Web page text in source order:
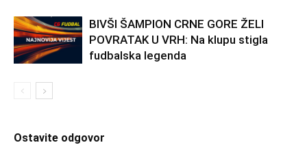
BIVŠI ŠAMPION CRNE GORE ŽELI
POVRATAK U VRH: Na klupu stigla
fudbalska legenda
Ostavite odgovor